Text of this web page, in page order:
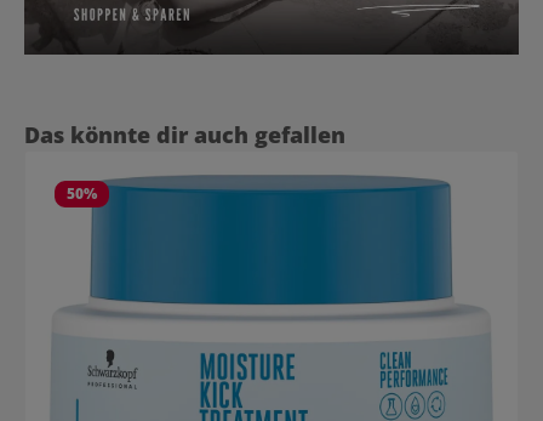
Produktgalerie überspringen
Das könnte dir auch gefallen
50%